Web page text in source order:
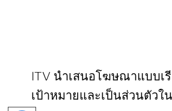
ITV นำเสนอโฆษณาแบบเ
เป้าหมายและเป็นส่วนตัวใ